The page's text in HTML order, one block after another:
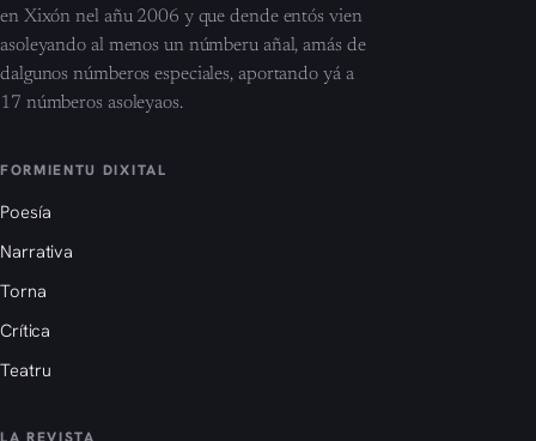
en Xixón nel añu 2006 y que dende entós vien
asoleyando al menos un númberu añal, amás de
dalgunos númberos especiales, aportando yá a
17 númberos asoleyaos.
FORMIENTU DIXITAL
Poesía
Narrativa
Torna
Crítica
Teatru